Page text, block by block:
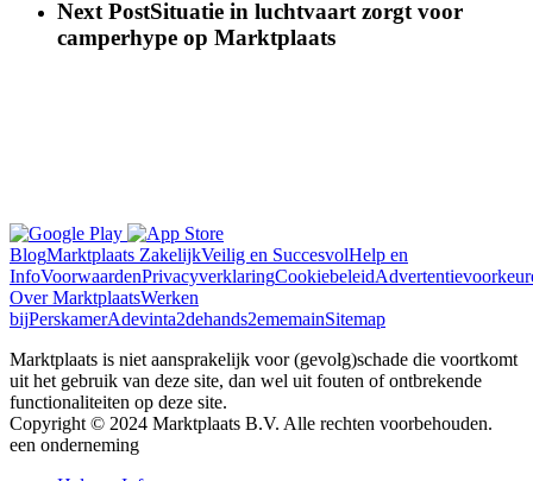
Next PostSituatie in luchtvaart zorgt voor
camperhype op Marktplaats
BlogMarktplaats ZakelijkVeilig en SuccesvolHelp en
InfoVoorwaardenPrivacyverklaringCookiebeleid
Over MarktplaatsWerken
bijPerskamerAdevinta2dehands2ememainSitemap
Marktplaats is niet aansprakelijk voor (gevolg)schade die voortkomt
uit het gebruik van deze site, dan wel uit fouten of ontbrekende
functionaliteiten op deze site.
Copyright © 2024 Marktplaats B.V. Alle rechten voorbehouden.
een onderneming